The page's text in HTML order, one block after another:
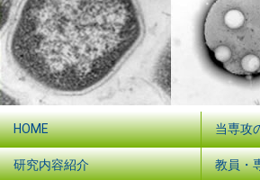
HOME 当専攻
研究内容紹介 教員・